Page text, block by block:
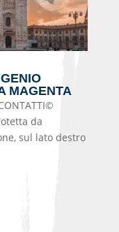
MAGENTA
da
sul lato destro